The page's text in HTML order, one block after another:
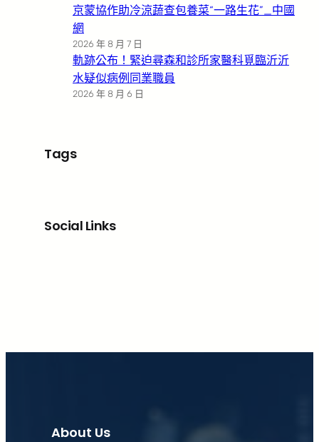
京蒙協作助冷涼蔬查包養菜“一路生花”_中國
網
2026 年 8 月 7 日
軌跡公布！緊迫尋森和診所家醫科覓臨沂沂
水疑似病例同業職員
2026 年 8 月 6 日
Tags
Social Links
About Us